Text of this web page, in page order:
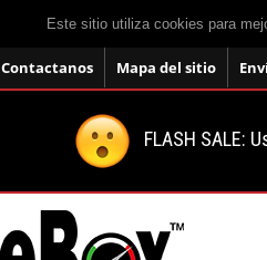
Este sitio utiliza cookies para
Contactanos Mapa del sitio
FLASH SALE: